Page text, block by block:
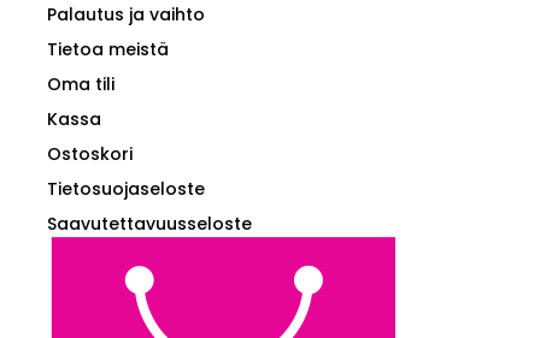
Palautus ja vaihto
Tietoa meistä
Oma tili
Kassa
Ostoskori
Tietosuojaseloste
Saavutettavuusseloste